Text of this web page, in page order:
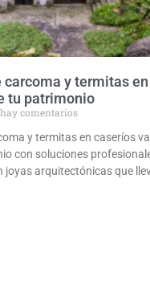
y termitas
tu patrimonio
comentarios
y termitas en caseríos
con soluciones
joyas arquitectónicas que